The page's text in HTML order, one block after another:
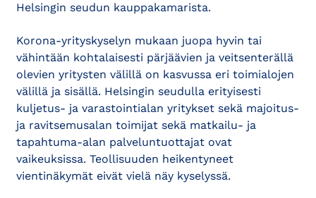
Helsingin seudun kauppakamarista.
Korona-yrityskyselyn mukaan juopa hyvin tai
vähintään kohtalaisesti pärjäävien ja veitsenterällä
olevien yritysten välillä on kasvussa eri toimialojen
välillä ja sisällä. Helsingin seudulla erityisesti
kuljetus- ja varastointialan yritykset sekä majoitus-
ja ravitsemusalan toimijat sekä matkailu- ja
tapahtuma-alan palveluntuottajat ovat
vaikeuksissa. Teollisuuden heikentyneet
vientinäkymät eivät vielä näy kyselyssä.